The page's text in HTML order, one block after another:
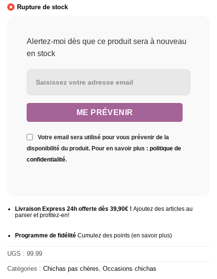
Rupture de stock
Alertez-moi dès que ce produit sera à nouveau
en stock
Votre email sera utilisé pour vous prévenir de la
disponibilité du produit. Pour en savoir plus : politique de
confidentialité.
Livraison Express 24h offerte dès 39,90€ ! Ajoutez des articles au
panier et profitez-en!
Programme de fidélitéCumulez des points (en savoir plus)
UGS : 99.99
Catégories : Chichas pas chères, Occasions chichas